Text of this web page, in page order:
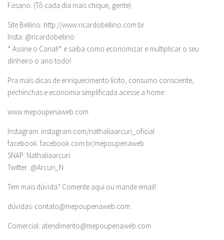
Fasano. (Tô cada dia mais chique, gente)
Site Bellino: http://www.ricardobellino.com.br
Insta: @ricardobellino
* Assine o Canal!* e saiba como economizar e multiplicar o seu
dinheiro o ano todo!
Pra mais dicas de enriquecimento lícito, consumo consciente,
pechinchas e economia simplificada acesse a home:
www.mepoupenaweb.com
Instagram: instagram.com/nathaliaarcuri_oficial
facebook: facebook.com.br/mepoupenaweb
SNAP: Nathaliaarcuri
Twitter: @Arcuri_N
Tem mais dúvida? Comente aqui ou mande email!
dúvidas: contato@mepoupenaweb.com
Comercial: atendimento@mepoupenaweb.com